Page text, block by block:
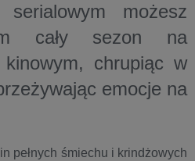
możesz
cały sezon na
chrupiąc w
emocje na
pełnych śmiechu i krindżowych